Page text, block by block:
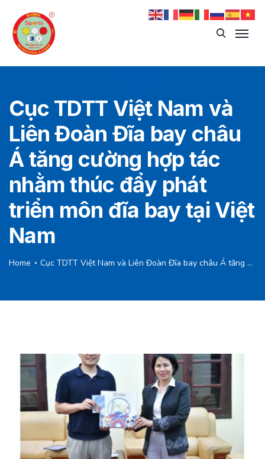
Cục TDTT Việt Nam và
Liên Đoàn Đĩa bay châu
Á tăng cường hợp tác
nhằm thúc đẩy phát
triển môn đĩa bay tại Việt
Nam
Home Cục TDTT Việt Nam và Liên Đoàn Đĩa bay châu Á tăng cường hợp tác nhằm thúc đẩy phát triển môn đĩa bay tại Việt Nam